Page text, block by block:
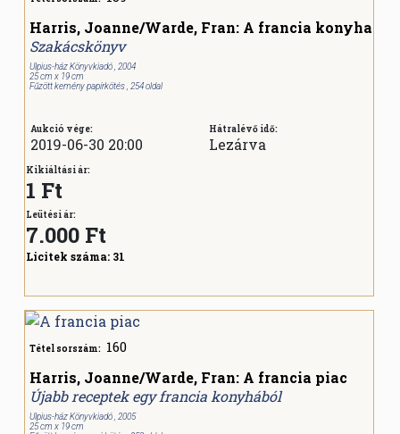
Harris, Joanne/Warde, Fran: A francia konyha
Szakácskönyv
Ulpius-ház Könyvkiadó , 2004
25 cm x 19 cm
Fűzött kemény papírkötés , 254 oldal
Aukció vége:
2019-06-30 20:00
Hátralévő idő:
Lezárva
Kikiáltási ár:
1 Ft
Leütési ár:
7.000 Ft
Licitek száma: 31
Tétel sorszám: 160
Harris, Joanne/Warde, Fran: A francia piac
Újabb receptek egy francia konyhából
Ulpius-ház Könyvkiadó , 2005
25 cm x 19 cm